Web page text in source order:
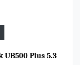
UB500 Plus 5.3